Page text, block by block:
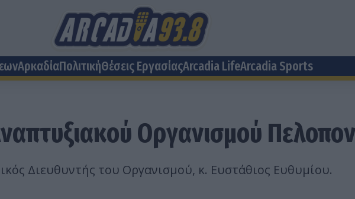
ΑρκαδίαΠολιτικήΘέσεις EργασίαςArcadia LifeArcadia Sports
Οργανισμού
Διευθυντής του Οργανισμού, κ. Ευστάθιος Ευθυμίου.